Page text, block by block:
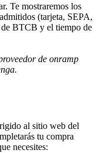
Te mostraremos los
(tarjeta, SEPA,
de BTCB y el tiempo de
de onramp
al sitio web del
tu compra
necesites: